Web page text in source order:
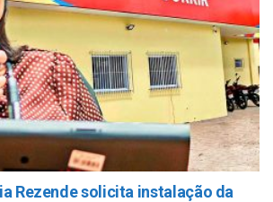
Rezende solicita instalação da